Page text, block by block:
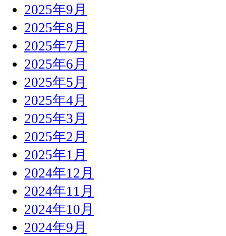
2025年9月
2025年8月
2025年7月
2025年6月
2025年5月
2025年4月
2025年3月
2025年2月
2025年1月
2024年12月
2024年11月
2024年10月
2024年9月